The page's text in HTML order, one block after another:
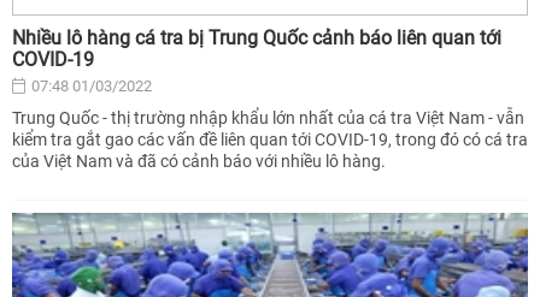
Nhiều lô hàng cá tra bị Trung Quốc cảnh báo liên quan tới
COVID-19
07:48 01/03/2022
Trung Quốc - thị trường nhập khẩu lớn nhất của cá tra Việt Nam - vẫn
kiểm tra gắt gao các vấn đề liên quan tới COVID-19, trong đó có cá tra
của Việt Nam và đã có cảnh báo với nhiều lô hàng.